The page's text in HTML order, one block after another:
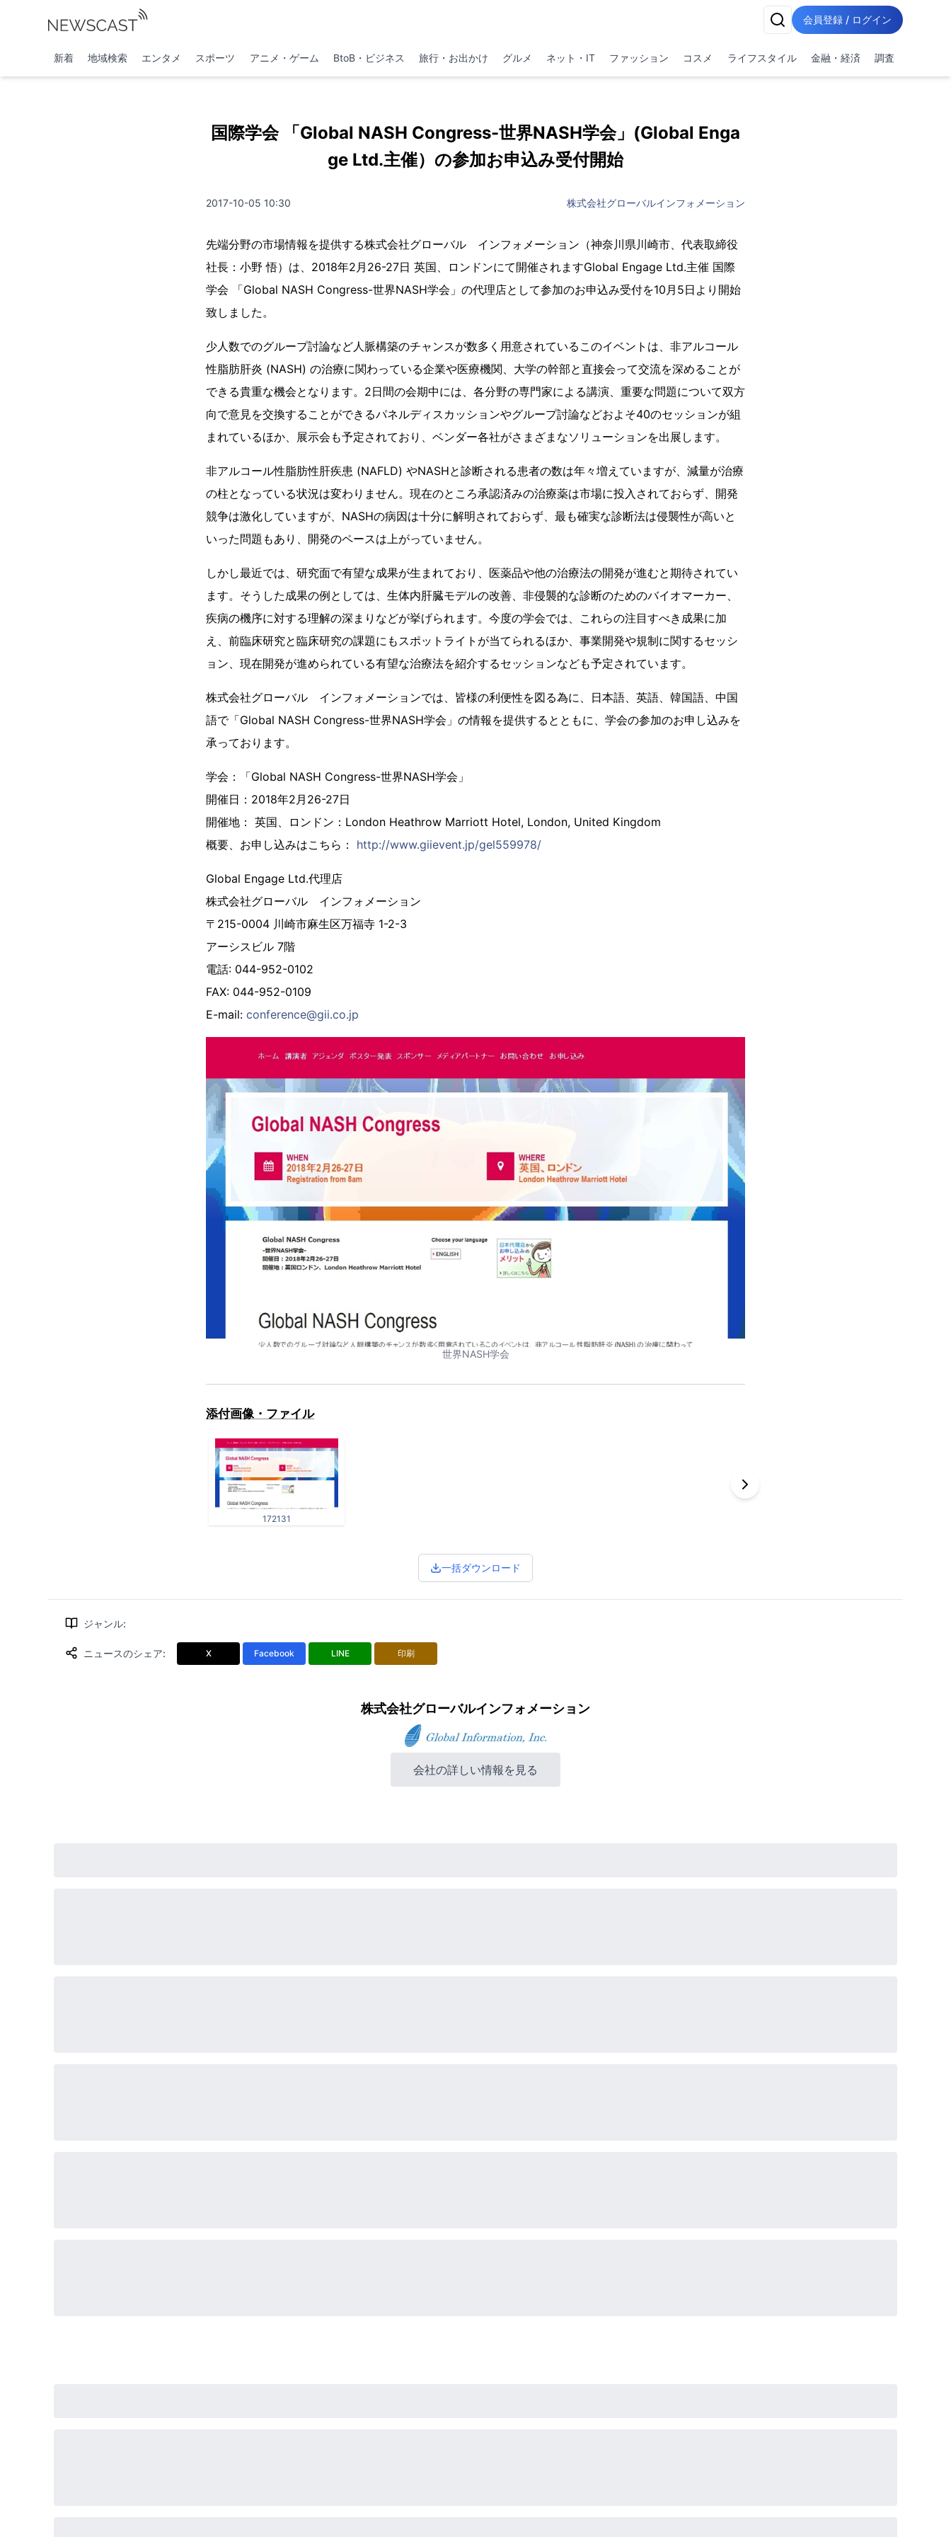
会員登録 / ログイン
新着 地域検索 エンタメ スポーツ アニメ・ゲーム BtoB・ビジネス 旅行・お出かけ グルメ ネット・IT ファッション コスメ ライフスタイル 金融・経済 調査
国際学会 「Global NASH Congress-世界NASH学会」(Global Enga
ge Ltd.主催）の参加お申込み受付開始
2017-10-05 10:30 株式会社グローバルインフォメーション
先端分野の市場情報を提供する株式会社グローバル インフォメーション（神奈川県川崎市、代表取締役
社長：小野 悟）は、2018年2月26-27日 英国、ロンドンにて開催されますGlobal Engage Ltd.主催 国際
学会 「Global NASH Congress-世界NASH学会」の代理店として参加のお申込み受付を10月5日より開始
致しました。
少人数でのグループ討論など人脈構築のチャンスが数多く用意されているこのイベントは、非アルコール
性脂肪肝炎 (NASH) の治療に関わっている企業や医療機関、大学の幹部と直接会って交流を深めることが
できる貴重な機会となります。2日間の会期中には、各分野の専門家による講演、重要な問題について双方
向で意見を交換することができるパネルディスカッションやグループ討論などおよそ40のセッションが組
まれているほか、展示会も予定されており、ベンダー各社がさまざまなソリューションを出展します。
非アルコール性脂肪性肝疾患 (NAFLD) やNASHと診断される患者の数は年々増えていますが、減量が治療
の柱となっている状況は変わりません。現在のところ承認済みの治療薬は市場に投入されておらず、開発
競争は激化していますが、NASHの病因は十分に解明されておらず、最も確実な診断法は侵襲性が高いと
いった問題もあり、開発のペースは上がっていません。
しかし最近では、研究面で有望な成果が生まれており、医薬品や他の治療法の開発が進むと期待されてい
ます。そうした成果の例としては、生体内肝臓モデルの改善、非侵襲的な診断のためのバイオマーカー、
疾病の機序に対する理解の深まりなどが挙げられます。今度の学会では、これらの注目すべき成果に加
え、前臨床研究と臨床研究の課題にもスポットライトが当てられるほか、事業開発や規制に関するセッシ
ョン、現在開発が進められている有望な治療法を紹介するセッションなども予定されています。
株式会社グローバル インフォメーションでは、皆様の利便性を図る為に、日本語、英語、韓国語、中国
語で「Global NASH Congress-世界NASH学会」の情報を提供するとともに、学会の参加のお申し込みを
承っております。
学会：「Global NASH Congress-世界NASH学会」
開催日：2018年2月26-27日
開催地： 英国、ロンドン：London Heathrow Marriott Hotel, London, United Kingdom
概要、お申し込みはこちら： http://www.giievent.jp/gel559978/
Global Engage Ltd.代理店
株式会社グローバル インフォメーション
〒215-0004 川崎市麻生区万福寺 1-2-3
アーシスビル 7階
電話: 044-952-0102
FAX: 044-952-0109
E-mail: conference@gii.co.jp
世界NASH学会
添付画像・ファイル
172131
一括ダウンロード
ジャンル:
ニュースのシェア: X Facebook LINE 印刷
株式会社グローバルインフォメーション
会社の詳しい情報を見る